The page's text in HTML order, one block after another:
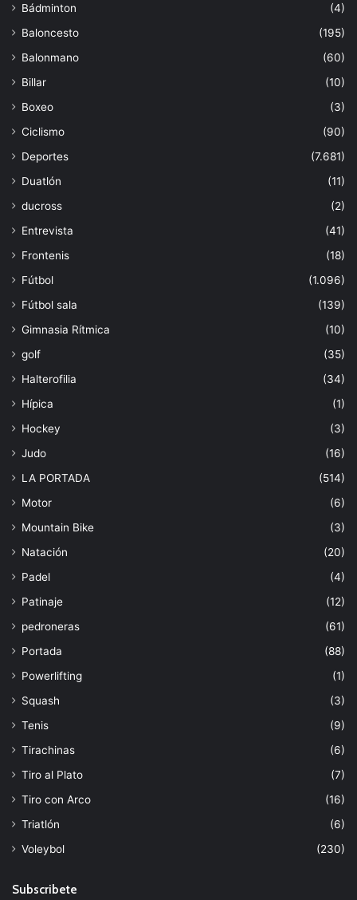
Bádminton
(4)
Baloncesto
(195)
Balonmano
(60)
Billar
(10)
Boxeo
(3)
Ciclismo
(90)
Deportes
(7.681)
Duatlón
(11)
ducross
(2)
Entrevista
(41)
Frontenis
(18)
Fútbol
(1.096)
Fútbol sala
(139)
Gimnasia Rítmica
(10)
golf
(35)
Halterofilia
(34)
Hípica
(1)
Hockey
(3)
Judo
(16)
LA PORTADA
(514)
Motor
(6)
Mountain Bike
(3)
Natación
(20)
Padel
(4)
Patinaje
(12)
pedroneras
(61)
Portada
(88)
Powerlifting
(1)
Squash
(3)
Tenis
(9)
Tirachinas
(6)
Tiro al Plato
(7)
Tiro con Arco
(16)
Triatlón
(6)
Voleybol
(230)
Subscribete